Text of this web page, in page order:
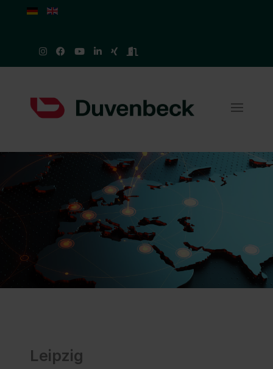
Sprache auswählen
Leipzig